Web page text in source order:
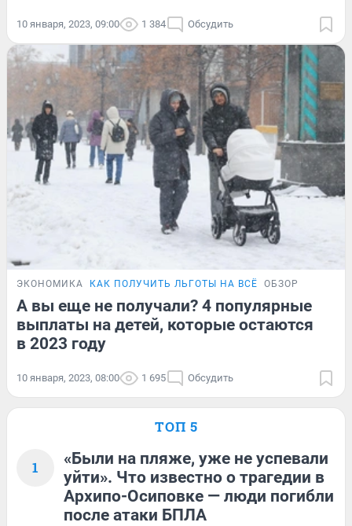
10 января, 2023, 09:00 1 384 Обсудить
ЭКОНОМИКА КАК ПОЛУЧИТЬ ЛЬГОТЫ НА ВСЁ ОБЗОР
А вы еще не получали? 4 популярные
выплаты на детей, которые остаются
в 2023 году
10 января, 2023, 08:00 1 695 Обсудить
ТОП 5
1
«Были на пляже, уже не успевали
уйти». Что известно о трагедии в
Архипо-Осиповке — люди погибли
после атаки БПЛА